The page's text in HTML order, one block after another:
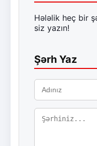
Hələlik heç bir
siz yazın!
Şərh Yaz